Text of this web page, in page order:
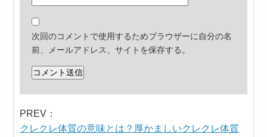
次回のコメントで使用するためブラウザーに自分の名
前、メールアドレス、サイトを保存する。
PREV：
クレクレ体質の意味とは？厚かましいクレクレ体質